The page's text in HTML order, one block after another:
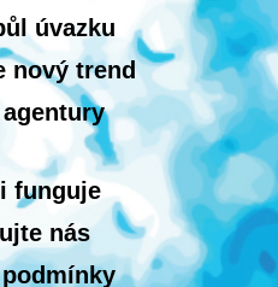
úvazku
nový trend
funguje
nás